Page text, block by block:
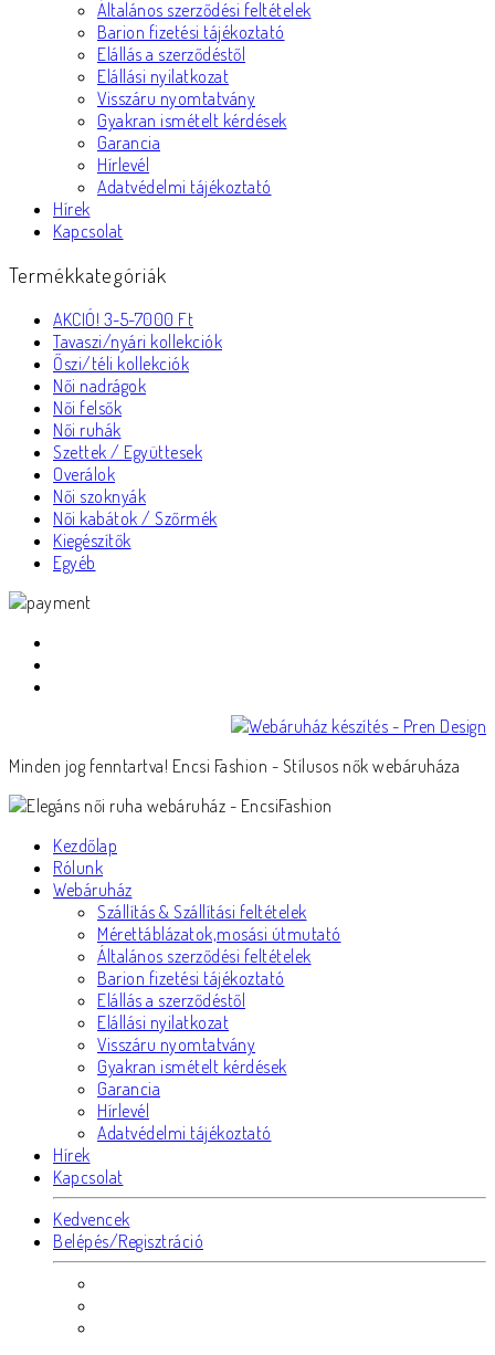
Általános szerződési feltételek
Barion fizetési tájékoztató
Elállás a szerződéstől
Elállási nyilatkozat
Visszáru nyomtatvány
Gyakran ismételt kérdések
Garancia
Hírlevél
Adatvédelmi tájékoztató
Hírek
Kapcsolat
Termékkategóriák
AKCIÓ! 3-5-7000 Ft
Tavaszi/nyári kollekciók
Őszi/téli kollekciók
Női nadrágok
Női felsők
Női ruhák
Szettek / Együttesek
Overálok
Női szoknyák
Női kabátok / Szőrmék
Kiegészítők
Egyéb
Minden jog fenntartva! Encsi Fashion - Stílusos nők webáruháza
Kezdőlap
Rólunk
Webáruház
Szállítás & Szállítási feltételek
Mérettáblázatok,mosási útmutató
Általános szerződési feltételek
Barion fizetési tájékoztató
Elállás a szerződéstől
Elállási nyilatkozat
Visszáru nyomtatvány
Gyakran ismételt kérdések
Garancia
Hírlevél
Adatvédelmi tájékoztató
Hírek
Kapcsolat
Kedvencek
Belépés/Regisztráció